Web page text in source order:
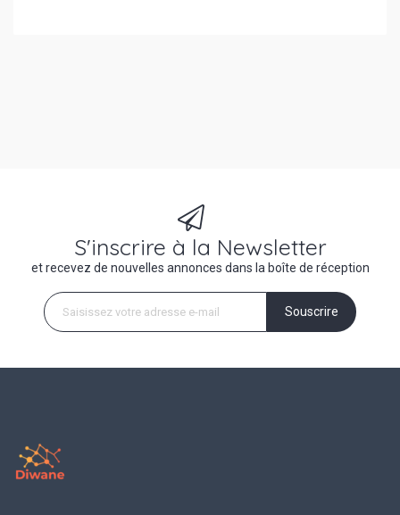
S'inscrire à la Newsletter
et recevez de nouvelles annonces dans la boîte de réception
Souscrire